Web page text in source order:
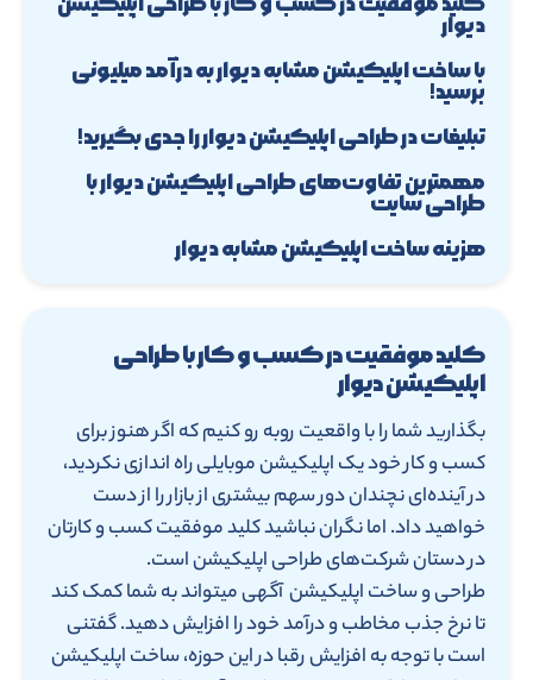
دیوار
با ساخت اپلیکیشن مشابه دیوار به درآمد میلیونی
برسید!
تبلیغات در طراحی اپلیکیشن دیوار را جدی بگیرید!
مهمترین تفاوت‌های طراحی اپلیکیشن دیوار با
طراحی سایت
هزینه ساخت اپلیکیشن مشابه دیوار
کلید موفقیت در کسب و کار با طراحی
اپلیکیشن دیوار
بگذارید شما را با واقعیت روبه رو کنیم که اگر هنوز برای
کسب و کار خود یک اپلیکیشن موبایلی راه اندازی نکردید،
در آینده‌ای نچندان دور سهم بیشتری از بازار را از دست
خواهید داد. اما نگران نباشید کلید موفقیت کسب و کارتان
در دستان شرکت‌های طراحی اپلیکیشن است.
طراحی و ساخت اپلیکیشن آگهی میتواند به شما کمک کند
تا نرخ جذب مخاطب و درآمد خود را افزایش دهید. گفتنی
است با توجه به افزایش رقبا در این حوزه، ساخت اپلیکیشن